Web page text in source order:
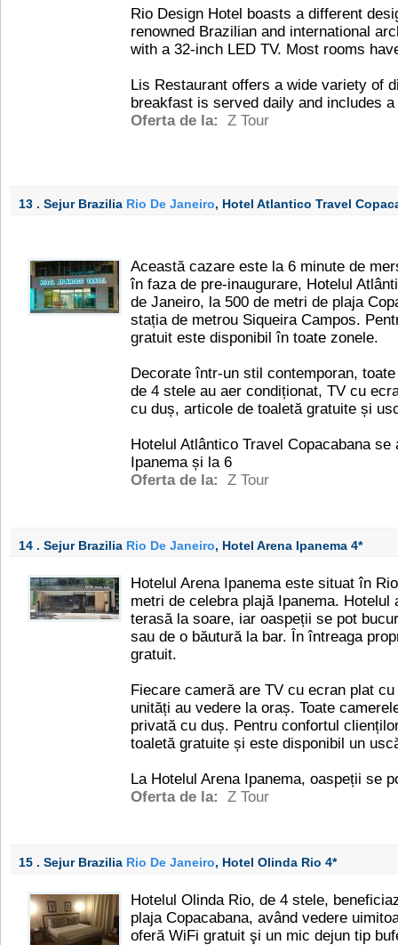
Rio Design Hotel boasts a different
renowned Brazilian and international
with a 32-inch LED TV. Most rooms
Lis Restaurant offers a wide variety of
breakfast is served daily and includes
Oferta de la:
Z Tour
13 . Sejur Brazilia Rio De Janeiro, Hotel Atlantico Travel
Această cazare este la 6 minute de
în faza de pre-inaugurare, Hotelul
de Janeiro, la 500 de metri de plaja
stația de metrou Siqueira Campos.
gratuit este disponibil în toate zonele.
Decorate într-un stil contemporan,
de 4 stele au aer condiționat, TV cu
cu duș, articole de toaletă gratuite și
Hotelul Atlântico Travel Copacabana
Ipanema și la 6
Oferta de la:
Z Tour
14 . Sejur Brazilia Rio De Janeiro, Hotel Arena Ipanema 4*
Hotelul Arena Ipanema este situat în
metri de celebra plajă Ipanema.
terasă la soare, iar oaspeții se pot
sau de o băutură la bar. În întreaga
gratuit.
Fiecare cameră are TV cu ecran plat
unități au vedere la oraș. Toate
privată cu duș. Pentru confortul
toaletă gratuite și este disponibil un
La Hotelul Arena Ipanema, oaspeții se
Oferta de la:
Z Tour
15 . Sejur Brazilia Rio De Janeiro, Hotel Olinda Rio 4*
Hotelul Olinda Rio, de 4 stele,
plaja Copacabana, având vedere
oferă WiFi gratuit şi un mic dejun tip